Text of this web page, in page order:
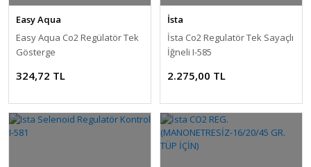
Easy Aqua
Easy Aqua Co2 Regülatör Tek
Gösterge
324,72 TL
İsta
İsta Co2 Regulatör Tek Sayaçlı
İğneli I-585
2.275,00 TL